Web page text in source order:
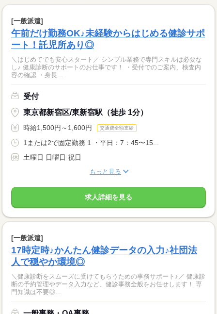
[一般派遣]
午前だけ勤務OK♪未経験からはじめる健診サポ
ート！託児所あり◎
＼はじめてでも安心スタート／ シンプル業務で専門スキルは必要な
し♪ 健康診断のサポートのお仕事です！ ・受付でのご案内、検査内
容の確認 ・身長...
受付
東京都新宿区/東新宿駅（徒歩 1分）
時給1,500円～1,600円 交通費全額支給
1または2で固定勤務 1 ・平日：7：45〜15...
土曜日 日曜日 祝日
もっと見る
求人詳細を見る
[一般派遣]
17時定時♪かんたん健診データの入力♪社団法
人で穏やか環境◎
＼健康診断をスムーズに受けてもらうための事務サポート♪／ 健康診
断の予約管理やデータ入力など、健診事務全般をお任せします！ 専
門知識は不要◎...